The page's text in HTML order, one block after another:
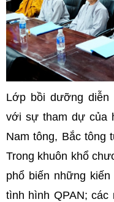
Lớp bồi dưỡng diễn
với sự tham dự của
Nam tông, Bắc tông
Trong khuôn khổ
phổ biến những
tình hình QPAN; các